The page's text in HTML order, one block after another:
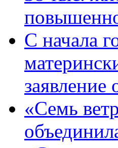
С начала
«Семь